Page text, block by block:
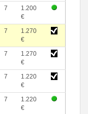
7
1.200
€
7
1.270
€
7
1.270
€
7
1.220
€
7
1.220
€